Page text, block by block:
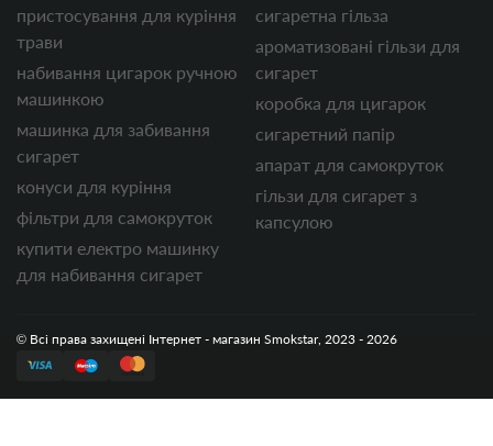
пристосування для куріння
трави
набивання цигарок ручною
машинкою
машинка для забивання
сигарет
конуси для куріння
фільтри для самокруток
купити електро машинку
для набивання сигарет
сигаретна гільза
ароматизовані гільзи для
сигарет
коробка для цигарок
сигаретний папір
апарат для самокруток
гільзи для сигарет з
капсулою
© Всі права захищені Інтернет - магазин Smokstar, 2023 - 2026